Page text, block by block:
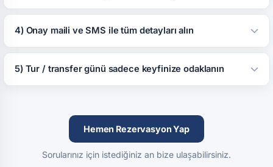
4) Onay maili ve SMS ile tüm detayları alın
5) Tur / transfer günü sadece keyfinize odaklanın
Hemen Rezervasyon Yap
Sorularınız için istediğiniz an bize ulaşabilirsiniz.